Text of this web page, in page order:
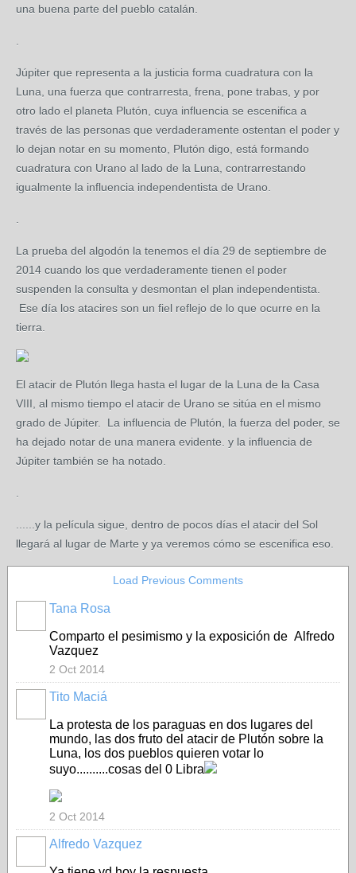
una buena parte del pueblo catalán.
Júpiter que representa a la justicia forma cuadratura con la
Luna, una fuerza que contrarresta, frena, pone trabas, y por
otro lado el planeta Plutón, cuya influencia se escenifica a
través de las personas que verdaderamente ostentan el poder y
lo dejan notar en su momento, Plutón digo, está formando
cuadratura con Urano al lado de la Luna, contrarrestando
igualmente la influencia independentista de Urano.
La prueba del algodón la tenemos el día 29 de septiembre de
2014 cuando los que verdaderamente tienen el poder
suspenden la consulta y desmontan el plan independentista.
Ese día los atacires son un fiel reflejo de lo que ocurre en la
tierra.
El atacir de Plutón llega hasta el lugar de la Luna de la Casa
VIII, al mismo tiempo el atacir de Urano se sitúa en el mismo
grado de Júpiter. La influencia de Plutón, la fuerza del poder, se
ha dejado notar de una manera evidente. y la influencia de
Júpiter también se ha notado.
......y la película sigue, dentro de pocos días el atacir del Sol
llegará al lugar de Marte y ya veremos cómo se escenifica eso.
Load Previous Comments
Tana Rosa
Comparto el pesimismo y la exposición de Alfredo
Vazquez
2 Oct 2014
Tito Maciá
La protesta de los paraguas en dos lugares del
mundo, las dos fruto del atacir de Plutón sobre la
Luna, los dos pueblos quieren votar lo
suyo..........cosas del 0 Libra
2 Oct 2014
Alfredo Vazquez